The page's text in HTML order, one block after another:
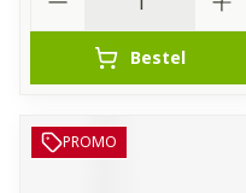
Bestel
PROMO